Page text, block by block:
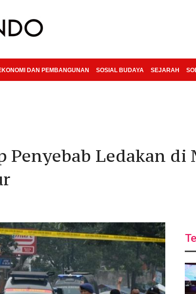
DAN PEMBANGUNAN SOSIAL BUDAYA SEJARAH
Penyebab Ledakan di